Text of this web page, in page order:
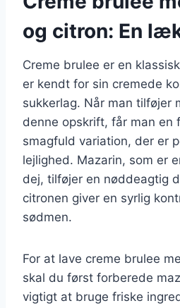
og citron: En
Creme brulee er en
er kendt for sin cremede
sukkerlag. Når man tilføjer
denne opskrift, får man en
smagfuld variation, der er
lejlighed. Mazarin, som er
dej, tilføjer en nøddeagtig
citronen giver en syrlig
sødmen.
For at lave creme brulee
skal du først forberede
vigtigt at bruge friske